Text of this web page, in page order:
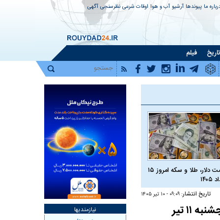
ما پیوندها آرشیو آب و هوا اوقات شرعی نظرسنجی آگهی
تاریخ فیلم
قیمت دلار، طلا و سکه امروز ۱۵
تاریخ انتشار: ۰۹:۰۹ - ۱۰ تير ۱۴۰۵
نیازمندیها